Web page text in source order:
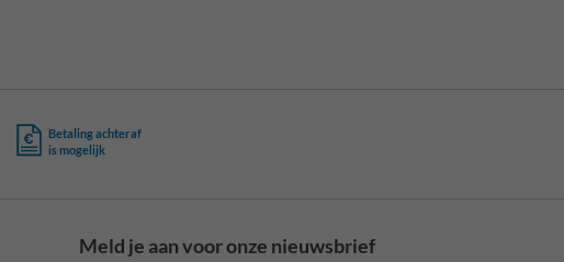
Betaling achteraf
is mogelijk
Meld je aan voor onze nieuwsbrief